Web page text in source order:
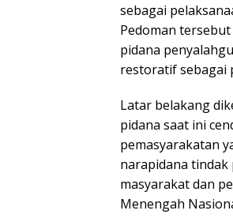
sebagai
Pedoman
pidana
restoratif sebagai
Latar belakang
pidana saat ini
pemasyarakatan
narapidana
masyarakat dan
Menengah